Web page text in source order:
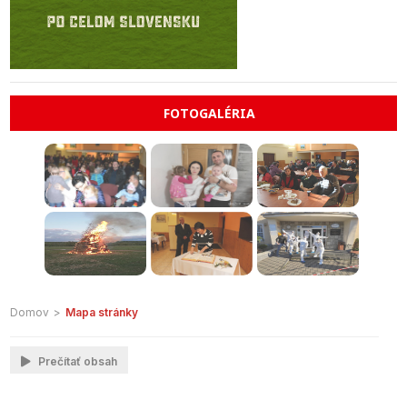
FOTOGALÉRIA
Domov > Mapa stránky
Prečítať obsah